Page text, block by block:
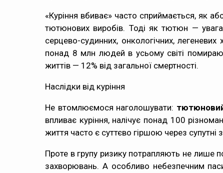
«Куріння вбиває» часто сприймається, як
тютюнових виробів. Тоді як тютюн —
серцево-судинних, онкологічних,
понад 8 млн людей в усьому світі
життів — 12% від загальної смертності.
Наслідки від куріння
Не втомлюємося наголошувати:
впливає куріння, налічує понад 100
життя часто є суттєво гіршою через
Проте в групу ризику потрапляють не лише
захворювань. А особливо небезпечним